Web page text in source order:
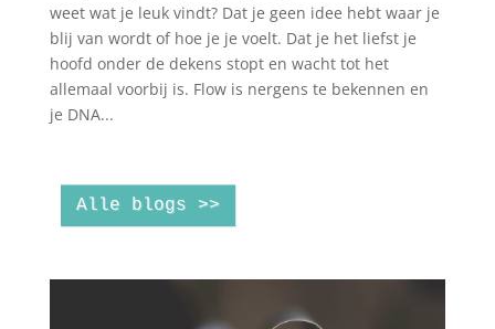
weet wat je leuk vindt? Dat je geen idee hebt waar je
blij van wordt of hoe je je voelt. Dat je het liefst je
hoofd onder de dekens stopt en wacht tot het
allemaal voorbij is. Flow is nergens te bekennen en
je DNA...
Alle blogs >>